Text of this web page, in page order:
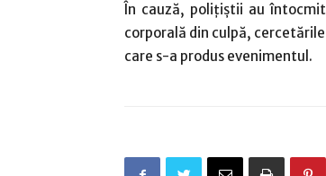
În cauză, poliţiştii au
corporală din culpă,
care s-a produs evenimentul.